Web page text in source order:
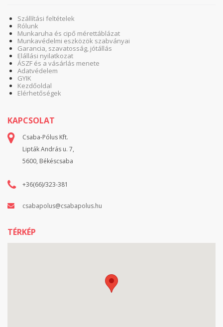
Szállítási feltételek
Rólunk
Munkaruha és cipő mérettáblázat
Munkavédelmi eszközök szabványai
Garancia, szavatosság, jótállás
Elállási nyilatkozat
ÁSZF és a vásárlás menete
Adatvédelem
GYIK
Kezdőoldal
Elérhetőségek
KAPCSOLAT
Csaba-Pólus Kft.
Lipták András u. 7,
5600, Békéscsaba
+36(66)/323-381
csabapolus@csabapolus.hu
TÉRKÉP